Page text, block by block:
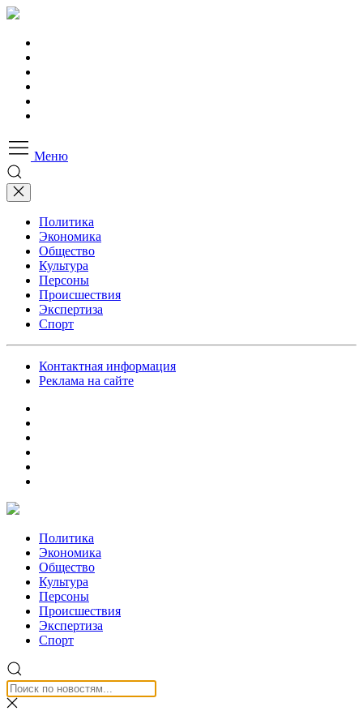
Меню
Политика
Экономика
Общество
Культура
Персоны
Происшествия
Экспертиза
Спорт
Контактная информация
Реклама на сайте
Политика
Экономика
Общество
Культура
Персоны
Происшествия
Экспертиза
Спорт